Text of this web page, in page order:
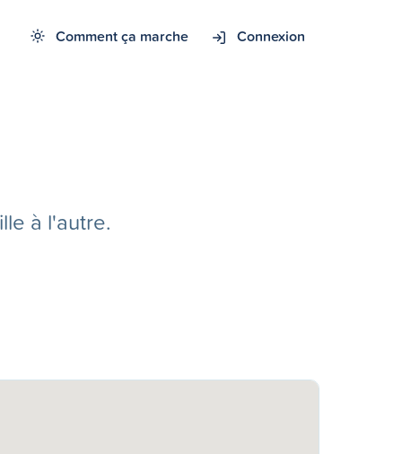
Comment ça marche Connexion
à l'autre.